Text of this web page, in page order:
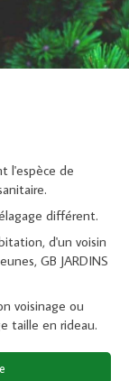
l'espèce de
différent.
d'un voisin
GB JARDINS
voisinage ou
taille en rideau.